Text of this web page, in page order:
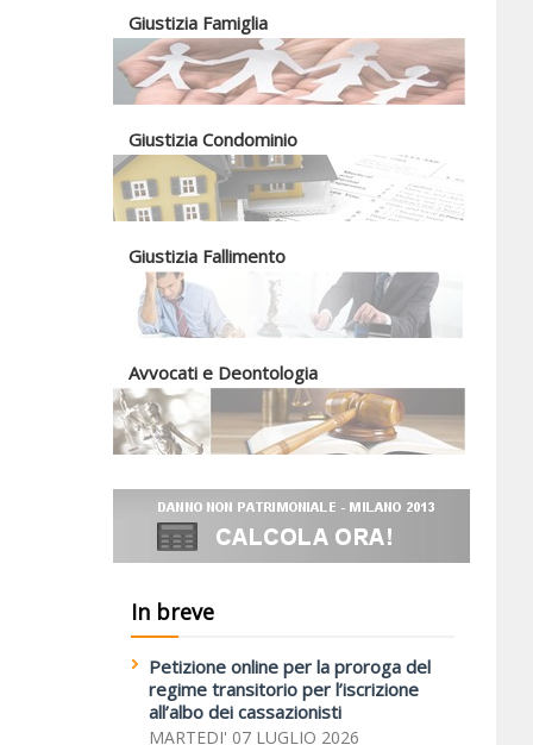
Giustizia Famiglia
Giustizia Condominio
Giustizia Fallimento
Avvocati e Deontologia
In breve
Petizione online per la proroga del
regime transitorio per l’iscrizione
all’albo dei cassazionisti
MARTEDI' 07 LUGLIO 2026